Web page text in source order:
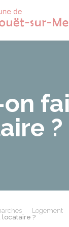
?
Logement
locataire ?